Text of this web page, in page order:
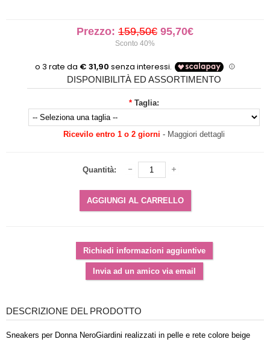
Prezzo: 159,50€ 95,70€
Sconto 40%
DISPONIBILITÀ ED ASSORTIMENTO
* Taglia:
Ricevilo entro 1 o 2 giorni - Maggiori dettagli
Quantità:
DESCRIZIONE DEL PRODOTTO
Sneakers per Donna NeroGiardini realizzati in pelle e rete colore beige